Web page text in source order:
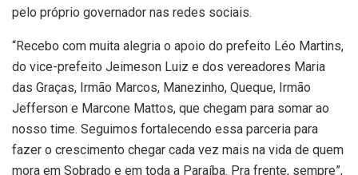
pelo próprio governador nas redes sociais.
“Recebo com muita alegria o apoio do prefeito Léo Martins,
do vice-prefeito Jeimeson Luiz e dos vereadores Maria
das Graças, Irmão Marcos, Manezinho, Queque, Irmão
Jefferson e Marcone Mattos, que chegam para somar ao
nosso time. Seguimos fortalecendo essa parceria para
fazer o crescimento chegar cada vez mais na vida de quem
mora em Sobrado e em toda a Paraíba. Pra frente, sempre”,